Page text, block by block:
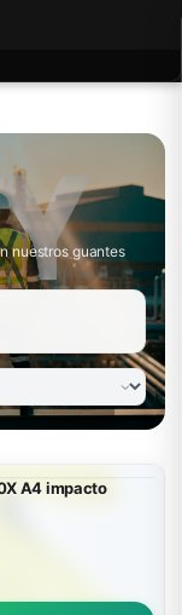
nuestros guantes
A4 impacto